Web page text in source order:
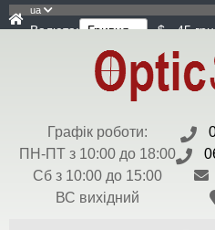
ua
Валюта: $ - 45 грн
Графік роботи:
ПН-ПТ з 10:00 до 18:00
Сб з 10:00 до 15:00
ВС вихідний